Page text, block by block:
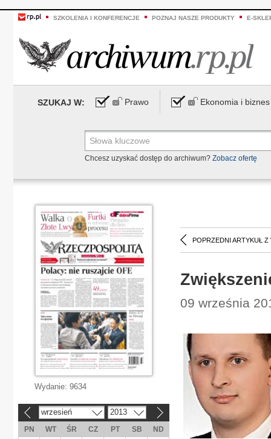
SZKOLENIA I KONFERENCJE POZNAJ NASZE PRODUKTY E-
SZUKAJ W: Prawo Ekonomia i biznes
Chcesz uzyskać dostęp do archiwum? Zobacz ofertę
POPRZEDNI ARTYKUŁ Z
09 września
Wydanie: 9634
wrzesień 2013
PN WT ŚR CZ PT SB
ND